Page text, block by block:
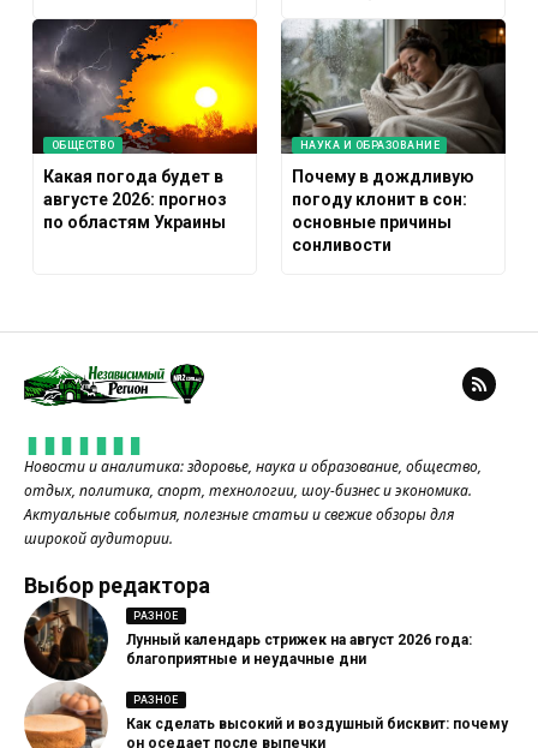
ОБЩЕСТВО
Какая погода будет в
августе 2026: прогноз
по областям Украины
НАУКА И ОБРАЗОВАНИЕ
Почему в дождливую
погоду клонит в сон:
основные причины
сонливости
Новости и аналитика: здоровье, наука и образование, общество,
отдых, политика, спорт, технологии, шоу-бизнес и экономика.
Актуальные события, полезные статьи и свежие обзоры для
широкой аудитории.
Выбор редактора
РАЗНОЕ
Лунный календарь стрижек на август 2026 года:
благоприятные и неудачные дни
РАЗНОЕ
Как сделать высокий и воздушный бисквит: почему
он оседает после выпечки